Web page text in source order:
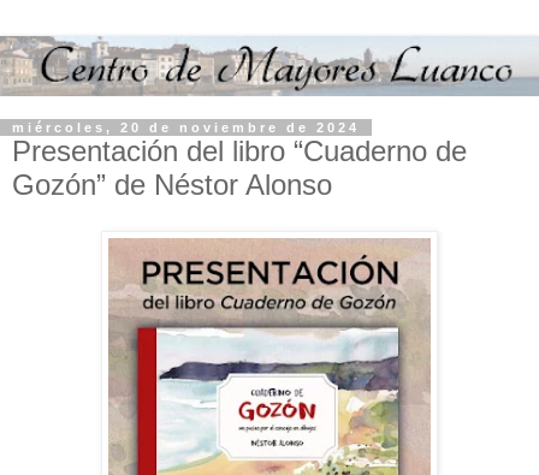
miércoles, 20 de noviembre de 2024
Presentación del libro “Cuaderno de
Gozón” de Néstor Alonso